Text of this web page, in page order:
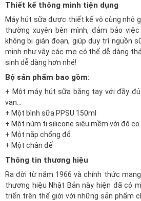
Thiết kế thông minh tiện dụng
Máy hút sữa được thiết kế vô cùng nhỏ
thường xuyên bên mình, đảm bảo
không bị gián đoạn, giúp duy trì nguồn
minh như vậy các mẹ có thể dễ dàng
sinh dễ dàng hơn nhé!
Bộ sản phẩm bao gồm:
+ Một máy hút sữa bằng tay với đầy đủ
van...
+ Một bình sữa PPSU 150ml
+ Một núm ti silicone siêu mềm với độ co
+ Một nắp chống đổ
+ Một chân đế
Thông tin thương hiệu
Ra đời từ năm 1966 và chính thức
thương hiệu Nhật Bản này hiện đã có
triển trên thế giới với những sản phẩm